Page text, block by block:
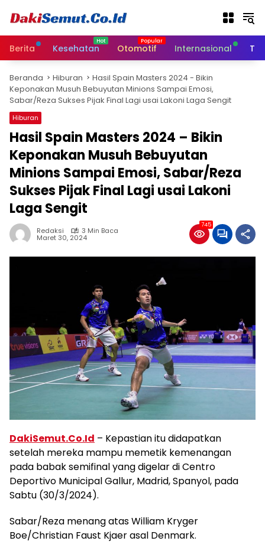
Berita Kesehatan Otomotif Internasional
Beranda Hiburan
Hasil Spain Masters 2024 - Bikin
Keponakan Musuh Bebuyutan Minions Sampai Emosi,
Sabar/Reza Sukses Pijak Final Lagi usai Lakoni Laga Sengit
Hiburan
Hasil Spain Masters 2024 – Bikin
Keponakan Musuh Bebuyutan
Minions Sampai Emosi, Sabar/Reza
Sukses Pijak Final Lagi usai Lakoni
Laga Sengit
Redaksi 3 Min Baca
Maret 30, 2024
745
DakiSemut.Co.Id – Kepastian itu didapatkan
setelah mereka mampu memetik kemenangan
pada babak semifinal yang digelar di Centro
Deportivo Municipal Gallur, Madrid, Spanyol, pada
Sabtu (30/3/2024).
Sabar/Reza menang atas William Kryger
Boe/Christian Faust Kjaer asal Denmark.